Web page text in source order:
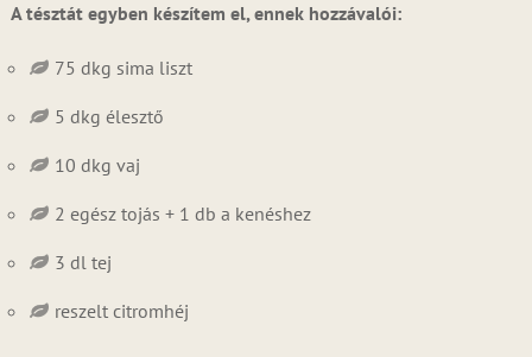
A tésztát egyben készítem el, ennek hozzávalói:
75 dkg sima liszt
5 dkg élesztő
10 dkg vaj
2 egész tojás + 1 db a kenéshez
3 dl tej
reszelt citromhéj